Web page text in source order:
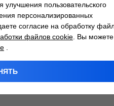
atlantm.by (see the
пользовательского
персонализированных
согласие на обработку
файлов cookie . Вы можете